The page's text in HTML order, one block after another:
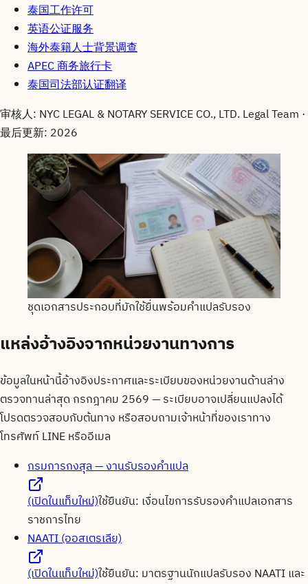
泰国工作许可
英语公证服务
海外泰籍人士背景调查
APEC 商务旅行卡
泰国司法部认证翻译
审核人: NYC LEGAL & NOTARY SERVICE CO., LTD. Legal Team ·
最后更新: 2026
ชุดเอกสารประกอบที่มักใช้ยื่นพร้อมคำแปลรับรอง
แหล่งอ้างอิงจากหน่วยงานทางการ
ข้อมูลในหน้านี้อ้างอิงประกาศและระเบียบของหน่วยงานด้านล่าง
ตรวจทานล่าสุด กรกฎาคม 2569— ระเบียบอาจเปลี่ยนแปลงได้
โปรดตรวจสอบกับต้นทาง หรือสอบถามเจ้าหน้าที่ของเราทาง
โทรศัพท์ LINE หรืออีเมล
กรมการกงสุล — งานรับรองคำแปล
(เปิดในแท็บใหม่)ใช้ยืนยัน: เงื่อนไขการรับรองคำแปลเอกสาร
ราชการไทย
NAATI (ออสเตรเลีย)
(เปิดในแท็บใหม่)ใช้ยืนยัน: มาตรฐานนักแปลรับรอง NAATI และ